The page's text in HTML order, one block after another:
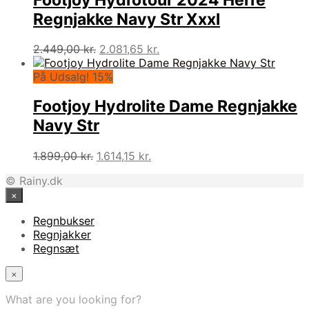
Regnjakke Navy Str Xxxl
2.449,00kr. Den
oprindelige
pris
2.449,00 kr..
2.081,65 kr.
aktuelle
2.081,65 kr..
På Udsalg! 15%
Footjoy Hydrolite Dame Regnjakke
Navy Str
1.899,00kr. Den
1.614,15 kr.
© Rainy.dk
×
Regnbukser
Regnjakker
Regnsæt
×
What are you looking for?